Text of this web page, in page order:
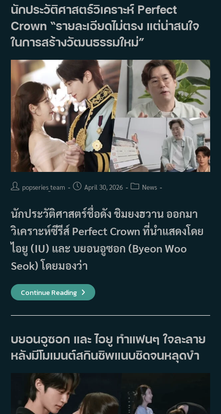
“ซอน
แจ”
สู่
“องค์
ชาย
อี
เขย่า
แฟน
ทั่ว
โลก
ใน
Perfect
Crown
นักประวัติศาสตร์วิเคราะห์ Perfect
Crown “รายละเอียดไม่ตรง แต่น่าสนใจ
ในการสร้างวัฒนธรรมใหม่”
Postpopseries_team
PostApril 30, 2026
PostNews
นักประวัติศาสตร์ชื่อดัง ชิมยงฮวาน ออกมา
วิเคราะห์ซีรีส์ Perfect Crown ที่นำแสดงโดย
ไอยู (IU) และ บยอนอูซอก (Byeon Woo
Seok) โดยมองว่า
Continue Readingนัก
ประวัติศาสตร์
Crown
ละเอียด
ไม่
ตรง
แต่
น่า
ใน
สร้าง
วัฒนธรรม
ใหม่”
บยอนอูซอก และ ไอยู ทำแฟนๆ ใจละลาย
หลังมีโมเมนต์สกินชิพแนบชิดจนหลุดขำ